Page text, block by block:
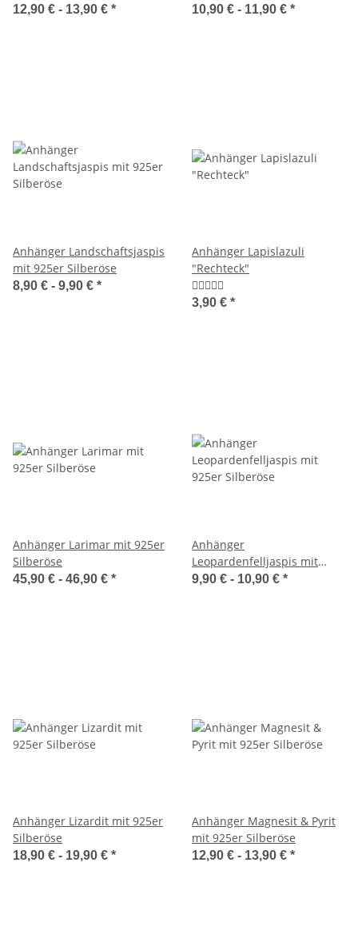
12,90 € - 13,90 € * 10,90 € - 11,90 € *
Anhänger Landschaftsjaspis
mit 925er Silberöse
8,90 € - 9,90 € *
Anhänger Lapislazuli
"Rechteck"
3,90 € *
Anhänger Larimar mit 925er
Silberöse
45,90 € - 46,90 € *
Anhänger
Leopardenfelljaspis mit
925er Silberöse
9,90 € - 10,90 € *
Anhänger Lizardit mit 925er
Silberöse
18,90 € - 19,90 € *
Anhänger Magnesit & Pyrit
mit 925er Silberöse
12,90 € - 13,90 € *